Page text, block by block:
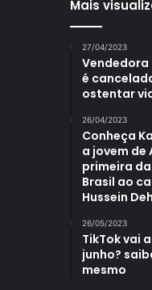
Mais
27/04/2023
Vendedora
é
ostentar
26/04/2023
Conheça
a jovem de
primeira
Brasil ao
Hussein
26/05/2023
TikTok vai
junho?
mesmo